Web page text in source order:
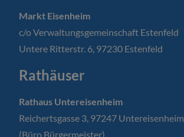
Markt Eisenheim
c/o Verwaltungsgemeinschaft Estenfeld
Untere Ritterstr. 6, 97230 Estenfeld
Rathäuser
Rathaus Untereisenheim
Reichertsgasse 3, 97247 Untereisenheim
(Büro Bürgermeister)